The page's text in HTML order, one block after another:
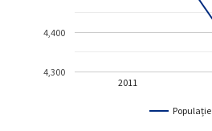
Populație
2011
4,300
4,400